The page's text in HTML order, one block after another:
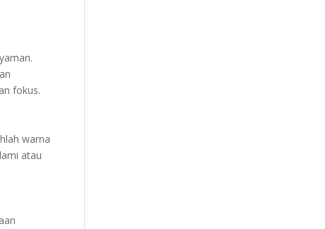
fokus.
warna
atau